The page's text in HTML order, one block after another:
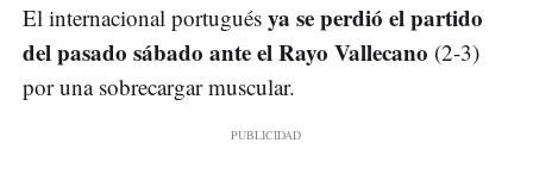
El internacional portugués ya se perdió el partido
del pasado sábado ante el Rayo Vallecano (2-3)
por una sobrecargar muscular.